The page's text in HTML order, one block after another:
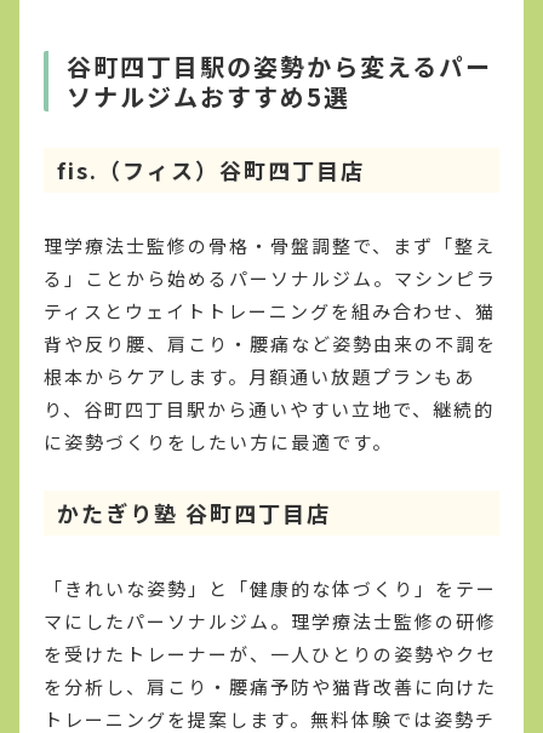
谷町四丁目駅の姿勢から変えるパー
ソナルジムおすすめ5選
fis.（フィス）谷町四丁目店
理学療法士監修の骨格・骨盤調整で、まず「整え
る」ことから始めるパーソナルジム。マシンピラ
ティスとウェイトトレーニングを組み合わせ、猫
背や反り腰、肩こり・腰痛など姿勢由来の不調を
根本からケアします。月額通い放題プランもあ
り、谷町四丁目駅から通いやすい立地で、継続的
に姿勢づくりをしたい方に最適です。
かたぎり塾 谷町四丁目店
「きれいな姿勢」と「健康的な体づくり」をテー
マにしたパーソナルジム。理学療法士監修の研修
を受けたトレーナーが、一人ひとりの姿勢やクセ
を分析し、肩こり・腰痛予防や猫背改善に向けた
トレーニングを提案します。無料体験では姿勢チ